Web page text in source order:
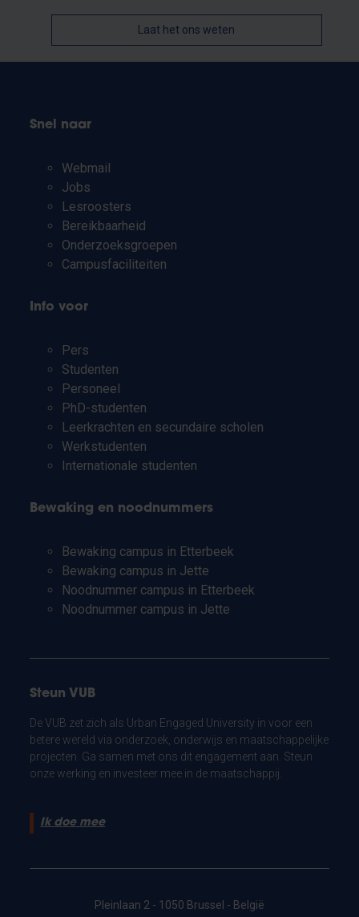
Laat het ons weten
Snel naar
Webmail
Jobs
Lesroosters
Bereikbaarheid
Onderzoeksgroepen
Campusfaciliteiten
Info voor
Pers
Studenten
Personeel
PhD-studenten
Leerkrachten en secundaire scholen
Werkstudenten
Internationale studenten
Bewaking en noodnummers
Bewaking campus in Etterbeek
Bewaking campus in Jette
Noodnummer campus in Etterbeek
Noodnummer campus in Jette
Steun VUB
De VUB zet zich als Urban Engaged University in voor een
betere wereld via onderzoek, onderwijs en maatschappelijke
projecten. Ga samen met ons dit engagement aan. Steun
onze werking en investeer mee in de maatschappij.
Ik doe mee
Pleinlaan 2 - 1050 Brussel - België